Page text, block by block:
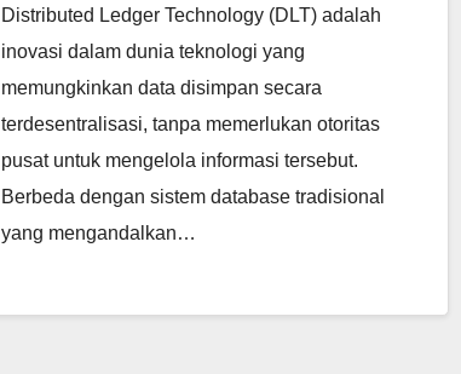
Distributed Ledger Technology (DLT) adalah
inovasi dalam dunia teknologi yang
memungkinkan data disimpan secara
terdesentralisasi, tanpa memerlukan otoritas
pusat untuk mengelola informasi tersebut.
Berbeda dengan sistem database tradisional
yang mengandalkan…